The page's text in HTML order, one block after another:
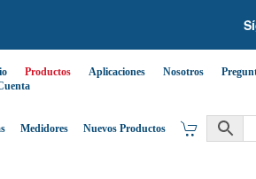
Productos Aplicaciones Nosotros
Medidores Nuevos Productos